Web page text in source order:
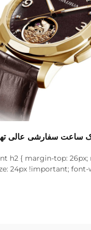
ساعت سفارشی عالی
h2 { margin-top:
24px !important;
18px; font-size: